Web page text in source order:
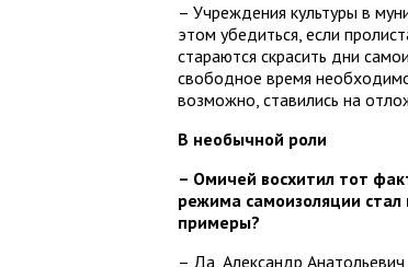
– Учреждения культуры в
этом убедиться, если
стараются скрасить дни
свободное время
возможно, ставились на
В необычной роли
– Омичей восхитил тот
режима самоизоляции
примеры?
– Да, Александр